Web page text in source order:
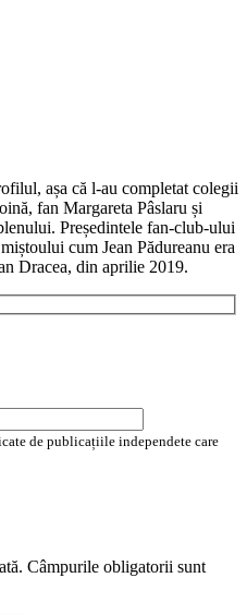
așa că l-au completat colegii
fan Margareta Pâslaru și
Președintele fan-club-ului
cum Jean Pădureanu era
Dracea, din aprilie 2019.
de publicațiile independete care
Câmpurile obligatorii sunt